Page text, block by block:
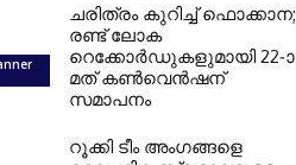
ചരിത്രം കുറിച്ച് ഫൊക്കാന;
രണ്ട് ലോക
റെക്കോർഡുകളുമായി 22-ാ
മത് കൺവെൻഷന്
സമാപനം
റൂക്കി ടീം അംഗങ്ങളെ